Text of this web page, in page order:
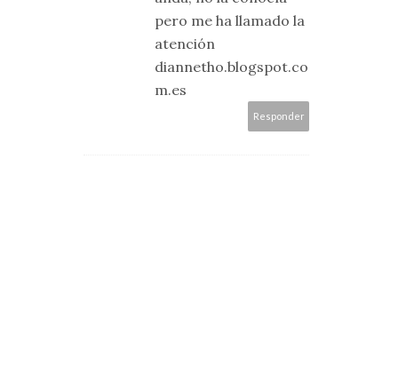
pero me ha llamado la
atención
diannetho.blogspot.co
m.es
Responder